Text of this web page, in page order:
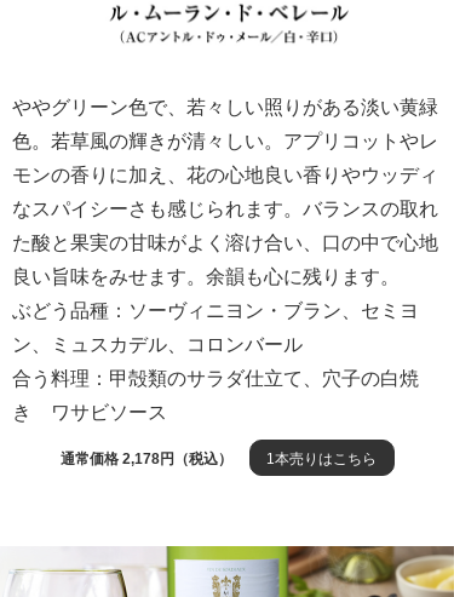
ややグリーン色で、若々しい照りがある淡い黄緑
色。若草風の輝きが清々しい。アプリコットやレ
モンの香りに加え、花の心地良い香りやウッディ
なスパイシーさも感じられます。バランスの取れ
た酸と果実の甘味がよく溶け合い、口の中で心地
良い旨味をみせます。余韻も心に残ります。
ぶどう品種：ソーヴィニヨン・ブラン、セミヨ
ン、ミュスカデル、コロンバール
合う料理：甲殻類のサラダ仕立て、穴子の白焼
き ワサビソース
通常価格 2,178円（税込） 1本売りはこちら